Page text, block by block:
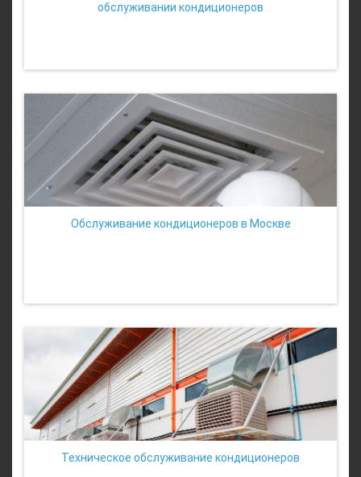
обслуживании кондиционеров
Обслуживание кондиционеров в Москве
Техническое обслуживание кондиционеров